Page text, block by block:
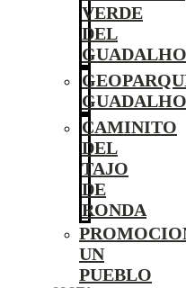
VERDE
DEL
CAMINITO
DEL
TAJO
DE
RONDA
UN
PUEBLO